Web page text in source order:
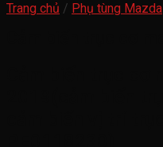
Trang chủ / Phụ tùng Mazda